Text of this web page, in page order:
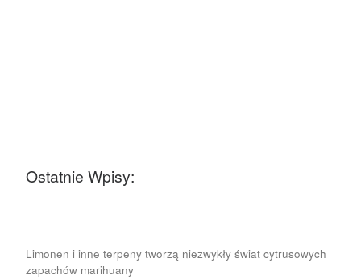
Ostatnie Wpisy:
Limonen i inne terpeny tworzą niezwykły świat cytrusowych
zapachów marihuany